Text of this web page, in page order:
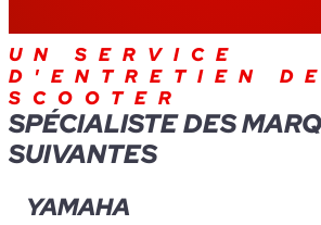
UN SERVICE
D'ENTRETIEN DE
SCOOTER
SPÉCIALISTE DES
SUIVANTES
YAMAHA